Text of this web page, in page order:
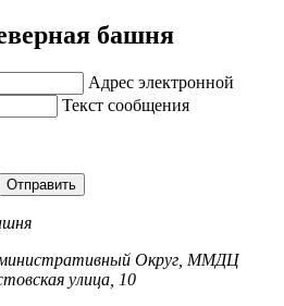
башня
Адрес электронной
Текст сообщения
Отправить
Округ, ММДЦ
улица, 10